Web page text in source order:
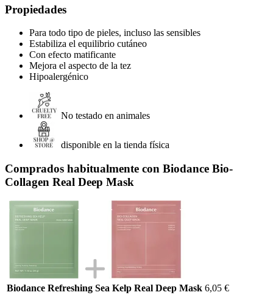
Propiedades
Para todo tipo de pieles, incluso las sensibles
Estabiliza el equilibrio cutáneo
Con efecto matificante
Mejora el aspecto de la tez
Hipoalergénico
No testado en animales
disponible en la tienda física
Comprados habitualmente con Biodance Bio-
Collagen Real Deep Mask
Biodance Refreshing Sea Kelp Real Deep Mask 6,05 €